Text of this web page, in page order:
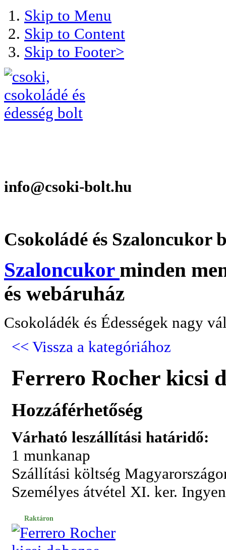
Skip to Menu
Skip to Content
Skip to Footer>
info@csoki-bolt.hu
Csokoládé és Szaloncukor
Szaloncukor minden
és webáruház
Csokoládék és Édességek nagy
<< Vissza a kategóriához
Ferrero Rocher kicsi
Hozzáférhetőség
Várható leszállítási határidő:
1 munkanap
Szállítási költség
Személyes átvétel XI. ker.
Raktáron